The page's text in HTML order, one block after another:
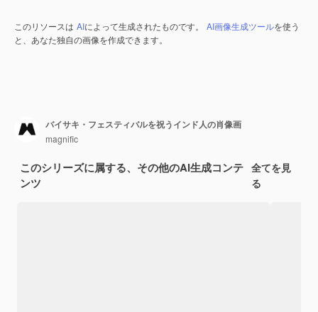
このリソースは AIによって生成されたものです。 AI画像生成ツールを使う
と、あなた独自の画像を作成できます。
バイサキ・フェスティバルを祝うインド人の肖像画
magnific
このシリーズに属する、その他のAI生成コンテ
ンツ
全てを見
る